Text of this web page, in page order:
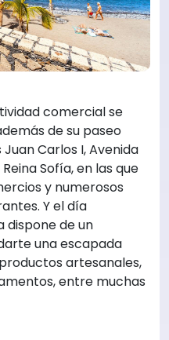
comercial se
de su paseo
Carlos I, Avenida
Sofía, en las que
y numerosos
Y el día
dispone de un
una escapada
artesanales,
entre muchas